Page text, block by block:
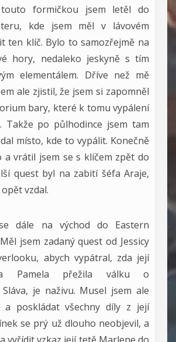
formičkou jsem letěl do
kde jsem měl v lávovém
ten klíč. Bylo to samozřejmě na
hory, nedaleko jeskyně s tím
elementálem. Dříve než mě
ale zjistil, že jsem si zapomněl
bary, které k tomu vypálení
Takže po půlhodince jsem tam
místo, kde to vypálit. Konečně
a vrátil jsem se s klíčem zpět do
quest byl na zabití šéfa Araje,
vzdal.
dále na východ do Eastern
jsem zadaný quest od Jessicy
abych vypátral, zda její
Pamela přežila válku o
je naživu. Musel jsem ale
a poskládat všechny díly z její
se prý už dlouho neobjevil, a